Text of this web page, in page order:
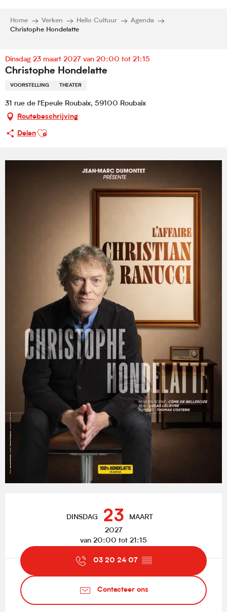
Home Verken Hello Cultuur
Agenda
Christophe Hondelatte
Dinsdag 23 maart 2027 van 20:00 tot 21:15
Christophe Hondelatte
VOORSTELLING THEATER
31 rue de l'Epeule Roubaix, 59100 Roubaix
Routebeschrijving
Delen
Ajouter aux favoris
DINSDAG 23 MAART
2027
van 20:00 tot 21:15
03 20 24 07 ▒▒
Contacteer ons